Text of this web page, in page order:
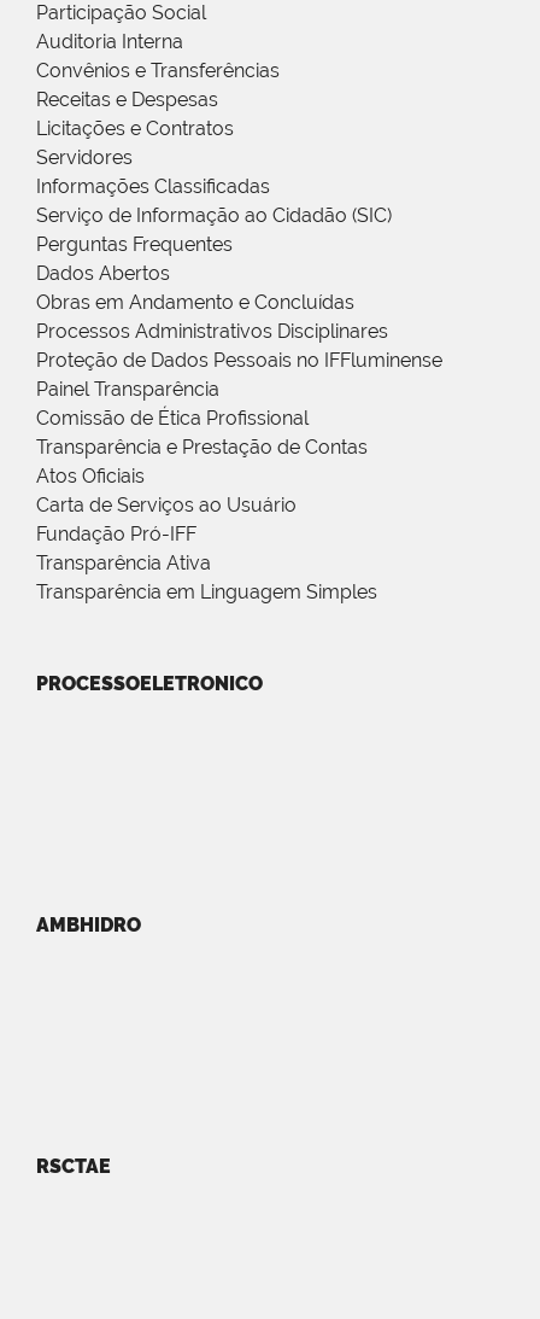
Participação Social
Auditoria Interna
Convênios e Transferências
Receitas e Despesas
Licitações e Contratos
Servidores
Informações Classificadas
Serviço de Informação ao Cidadão (SIC)
Perguntas Frequentes
Dados Abertos
Obras em Andamento e Concluídas
Processos Administrativos Disciplinares
Proteção de Dados Pessoais no IFFluminense
Painel Transparência
Comissão de Ética Profissional
Transparência e Prestação de Contas
Atos Oficiais
Carta de Serviços ao Usuário
Fundação Pró-IFF
Transparência Ativa
Transparência em Linguagem Simples
PROCESSOELETRONICO
AMBHIDRO
RSCTAE